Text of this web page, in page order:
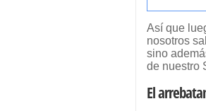
Así que
nosotros
sino
de nuestro
El